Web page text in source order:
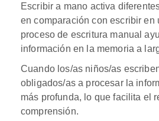
Escribir a mano activa
en comparación con escribir en
proceso de escritura manual
información en la memoria a
Cuando los/as niños/as
obligados/as a procesar la
más profunda, lo que facilita el
comprensión.